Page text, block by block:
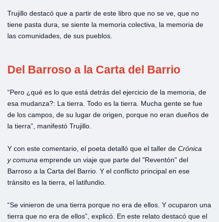
Trujillo destacó que a partir de este libro que no se ve, que no
tiene pasta dura, se siente la memoria colectiva, la memoria de
las comunidades, de sus pueblos.
Del Barroso a la Carta del Barrio
“Pero ¿qué es lo que está detrás del ejercicio de la memoria, de
esa mudanza?: La tierra. Todo es la tierra. Mucha gente se fue
de los campos, de su lugar de origen, porque no eran dueños de
la tierra”, manifestó Trujillo.
Y con este comentario, el poeta detalló que el taller de Crónica
y comuna emprende un viaje que parte del "Reventón" del
Barroso a la Carta del Barrio. Y el conflicto principal en ese
tránsito es la tierra, el latifundio.
“Se vinieron de una tierra porque no era de ellos. Y ocuparon una
tierra que no era de ellos”, explicó. En este relato destacó que el